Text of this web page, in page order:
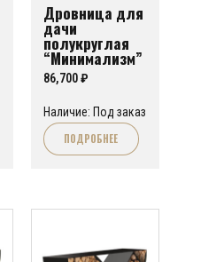
Дровница для
дачи
полукруглая
“Минимализм”
86,700₽
Наличие: Под заказ
ПОДРОБНЕЕ